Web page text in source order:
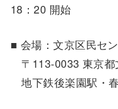
18：20 開始
■ 会場：文京区民セ
〒113-0033 東京都
地下鉄後楽園駅・